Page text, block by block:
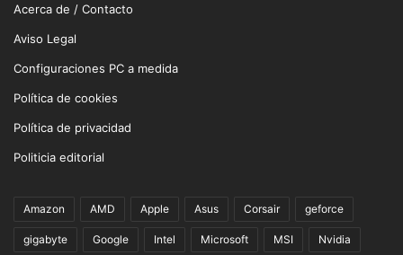
Acerca de / Contacto
Aviso Legal
Configuraciones PC a medida
Política de cookies
Política de privacidad
Politicia editorial
Amazon AMD Apple Asus Corsair geforce
gigabyte Google Intel Microsoft MSI Nvidia